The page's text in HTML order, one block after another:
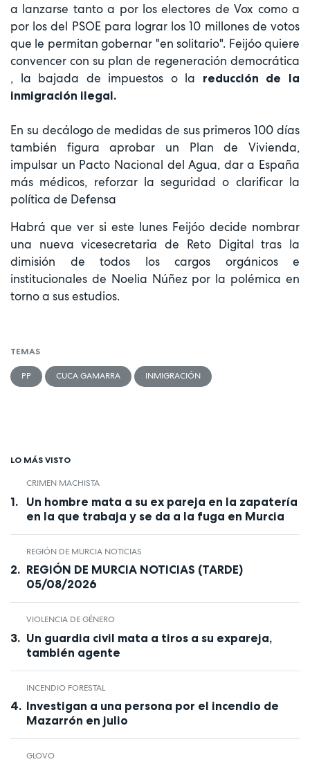
a lanzarse tanto a por los electores de Vox como a
por los del PSOE para lograr los 10 millones de votos
que le permitan gobernar "en solitario". Feijóo quiere
convencer con su plan de regeneración democrática
, la bajada de impuestos o la
reducción de la
inmigración ilegal.
En su decálogo de medidas de sus primeros 100 días
también figura aprobar un Plan de Vivienda,
impulsar un Pacto Nacional del Agua, dar a España
más médicos, reforzar la seguridad o clarificar la
política de Defensa
Habrá que ver si este lunes Feijóo decide nombrar
una nueva vicesecretaria de Reto Digital tras la
dimisión de todos los cargos orgánicos e
institucionales de Noelia Núñez por la polémica en
torno a sus estudios.
TEMAS
PP CUCA GAMARRA INMIGRACIÓN
LO MÁS VISTO
CRIMEN MACHISTA
Un hombre mata a su ex pareja en la zapatería
en la que trabaja y se da a la fuga en Murcia
REGIÓN DE MURCIA NOTICIAS
REGIÓN DE MURCIA NOTICIAS (TARDE)
05/08/2026
VIOLENCIA DE GÉNERO
Un guardia civil mata a tiros a su expareja,
también agente
INCENDIO FORESTAL
Investigan a una persona por el incendio de
Mazarrón en julio
GLOVO